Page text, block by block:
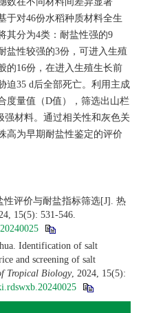
于对46份水稻种质材料全生
其分为4类：耐盐性强的9
盐性较强的3份，可进入生殖
的16份，在进入生殖生长前
迫35 d后全部死亡。利用主成
度量值（D值），筛选出山栏
强材料。通过相关性和灰色关
高为早期耐盐性鉴定的评价
评价与耐盐指标筛选[J]. 热
15(5): 531-546.
Identification of salt
and screening of salt
Tropical Biology, 2024, 15(5):